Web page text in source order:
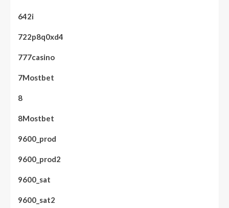
642i
722p8q0xd4
777casino
7Mostbet
8
8Mostbet
9600_prod
9600_prod2
9600_sat
9600_sat2